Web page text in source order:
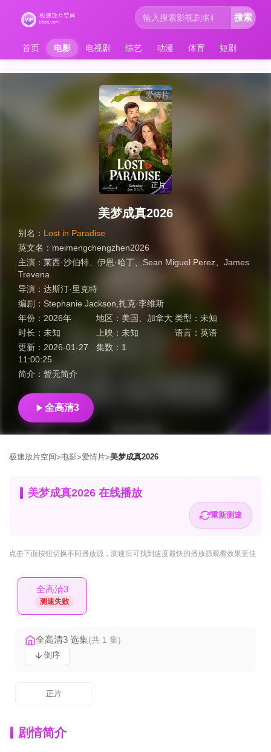
首页 电影 电视剧 综艺 动漫 体育 短剧
搜索
爱情片
正片
美梦成真2026
别名： Lost in Paradise
英文名： meimengchengzhen2026
主演： 莱西·沙伯特 伊恩·哈丁 Sean Miguel Perez
James
Trevena
导演： 达斯汀·里克特
编剧： Stephanie Jackson,扎克·李维斯
年份： 2026年 地区： 美国 加拿大 类型： 未知
时长： 未知 上映：未知 语言： 英语
更新： 2026-01-27
11:00:25
集数： 1
简介： 暂无简介
全高清3
极速放片空间>电影>爱情片>美梦成真2026
美梦成真2026 在线播放
重新测速
点击下面按钮切换不同播放源 ，测速后可找到速度最快的播放源观看效果更佳
全高清3
测速失败
全高清3 选集(共 1 集)
倒序
正片
剧情简介